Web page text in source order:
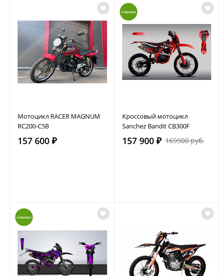
Мотоцикл RACER MAGNUM
RC200-C5B
157 600 ₽
НОВИНКА
Кроссовый мотоцикл
Sanchez Bandit CB300F
157 900 ₽ 169900 руб.
НОВИНКА